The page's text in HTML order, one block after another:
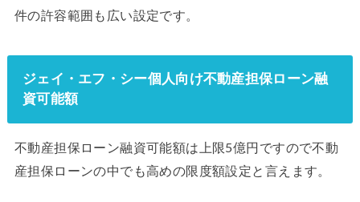
件の許容範囲も広い設定です。
ジェイ・エフ・シー個人向け不動産担保ローン融
資可能額
不動産担保ローン融資可能額は上限5億円ですので不動
産担保ローンの中でも高めの限度額設定と言えます。